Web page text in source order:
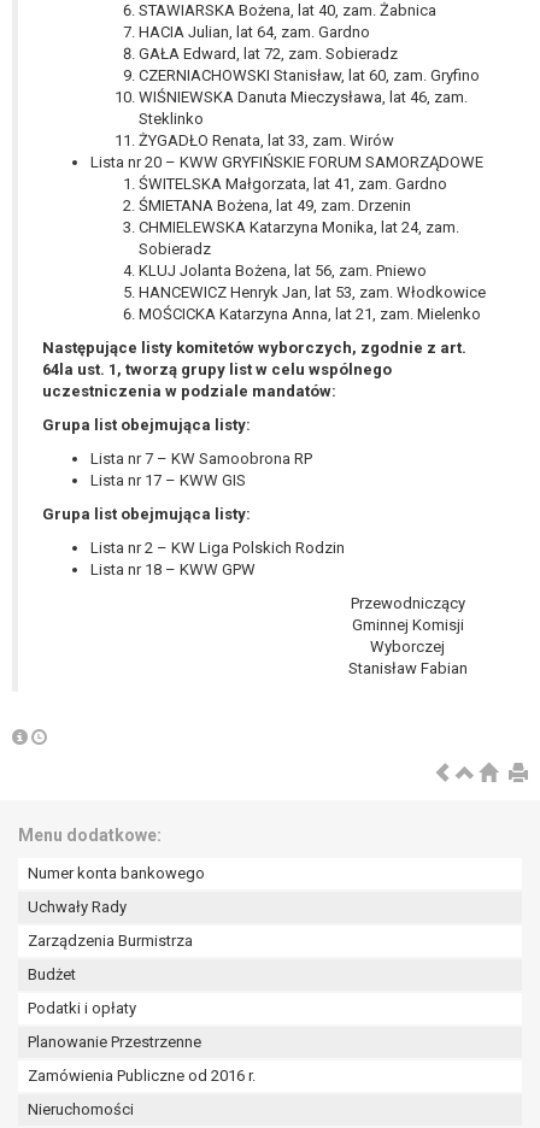
STAWIARSKA Bożena, lat 40, zam. Żabnica
HACIA Julian, lat 64, zam. Gardno
GAŁA Edward, lat 72, zam. Sobieradz
CZERNIACHOWSKI Stanisław, lat 60, zam. Gryfino
WIŚNIEWSKA Danuta Mieczysława, lat 46, zam.
Steklinko
ŻYGADŁO Renata, lat 33, zam. Wirów
Lista nr 20 – KWW GRYFIŃSKIE FORUM SAMORZĄDOWE
ŚWITELSKA Małgorzata, lat 41, zam. Gardno
ŚMIETANA Bożena, lat 49, zam. Drzenin
CHMIELEWSKA Katarzyna Monika, lat 24, zam.
Sobieradz
KLUJ Jolanta Bożena, lat 56, zam. Pniewo
HANCEWICZ Henryk Jan, lat 53, zam. Włodkowice
MOŚCICKA Katarzyna Anna, lat 21, zam. Mielenko
Następujące listy komitetów wyborczych, zgodnie z art.
64la ust. 1, tworzą grupy list w celu wspólnego
uczestniczenia w podziale mandatów:
Grupa list obejmująca listy:
Lista nr 7 – KW Samoobrona RP
Lista nr 17 – KWW GIS
Grupa list obejmująca listy:
Lista nr 2 – KW Liga Polskich Rodzin
Lista nr 18 – KWW GPW
Przewodniczący
Gminnej Komisji
Wyborczej
Stanisław Fabian
Menu dodatkowe:
Numer konta bankowego
Uchwały Rady
Zarządzenia Burmistrza
Budżet
Podatki i opłaty
Planowanie Przestrzenne
Zamówienia Publiczne od 2016 r.
Nieruchomości